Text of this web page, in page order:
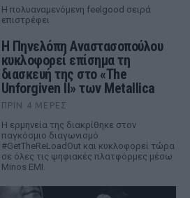
Η πολυαναμενόμενη feelgood σειρά
επιστρέφει
Η Πηνελόπη Αναστασοπούλου
κυκλοφορεί επίσημα τη
διασκευή της στο «The
Unforgiven II» των Metallica
ΠΡΙΝ 4 ΜΈΡΕΣ
Η ερμηνεία της διακρίθηκε στον
παγκόσμιο διαγωνισμό
#GetTheReLoadOut και κυκλοφορεί τώρα
σε όλες τις ψηφιακές πλατφόρμες μέσω
Minos EMI.